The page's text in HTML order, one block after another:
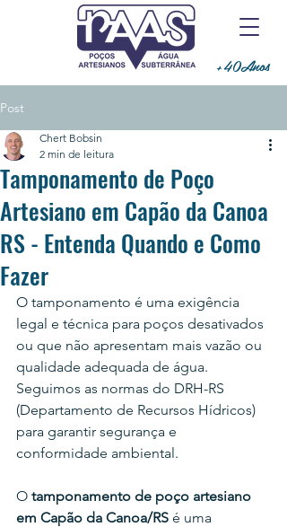
+40Anos
Post
Tamponamento de Poço
Artesiano em Capão da Canoa
RS - Entenda Quando e Como
Fazer
Chert Bobsin
2 min de leitura
O tamponamento é uma exigência
legal e técnica para poços desativados
ou que não apresentam mais vazão ou
qualidade adequada de água.
Seguimos as normas do DRH-RS
(Departamento de Recursos Hídricos)
para garantir segurança e
conformidade ambiental.
O tamponamento de poço artesiano
em Capão da Canoa/RS é uma